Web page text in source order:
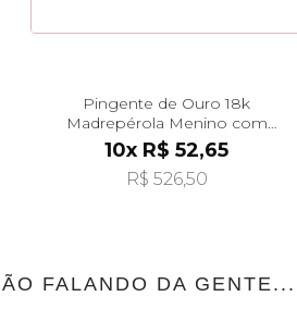
Pingente de Ouro 18k
Madrepérola Menino com
Coração Liso pi24488
10x R$ 52,65
R$ 526,50
FALANDO DA GENTE...